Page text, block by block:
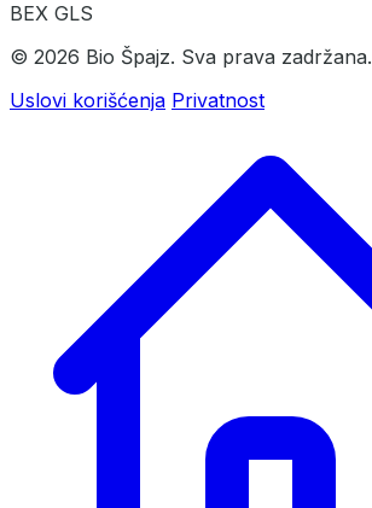
BEX GLS
© 2026 Bio Špajz. Sva prava zadržana.
Uslovi korišćenja Privatnost